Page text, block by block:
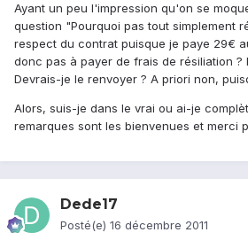
Ayant un peu l'impression qu'on se
question "Pourquoi pas tout simplement
respect du contrat puisque je paye 29€
donc pas à payer de frais de résiliation ?
Devrais-je le renvoyer ? A priori non,
Alors, suis-je dans le vrai ou ai-je
remarques sont les bienvenues et merci
Dede17
Posté(e) 16 décembre 2011